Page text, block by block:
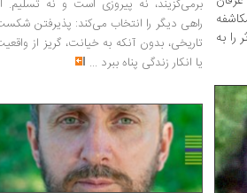
را به
برمی‌گزیند، نه پیروزی است و نه تسلیم.
راهی دیگر را انتخاب می‌کند: پذیرفتن
تاریخی، بدون آنکه به خیانت، گریز از
یا انکار زندگی پناه ببرد ...